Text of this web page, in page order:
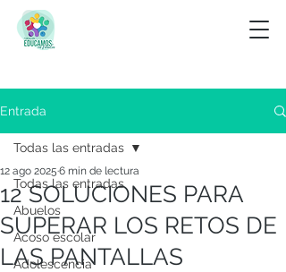
Entrada
Todas las entradas
Abuelos
Acoso escolar
Adolescencia
Todas las entradas
12 SOLUCIONES PARA
SUPERAR LOS RETOS DE
LAS PANTALLAS
12 ago 2025 6 min de lectura